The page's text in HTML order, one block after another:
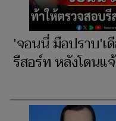
'จอนนี่ มือปราบ'เ
รีสอร์ท หลังโดนแ